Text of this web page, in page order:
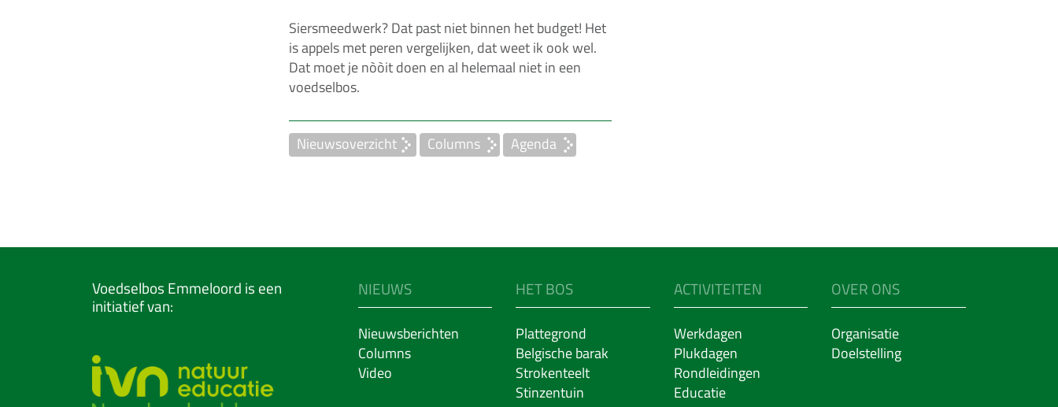
Siersmeedwerk? Dat past niet binnen het budget! Het
is appels met peren vergelijken, dat weet ik ook wel.
Dat moet je nòòit doen en al helemaal niet in een
voedselbos.
Nieuwsoverzicht Columns Agenda
Voedselbos Emmeloord is een
initiatief van:
NIEUWS
Nieuwsberichten
Columns
Video
HET BOS
Plattegrond
Belgische barak
Strokenteelt
Stinzentuin
ACTIVITEITEN
Werkdagen
Plukdagen
Rondleidingen
Educatie
OVER ONS
Organisatie
Doelstelling